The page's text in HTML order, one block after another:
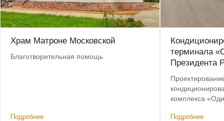
Храм Матроне Московской
Благотворительная помощь
Подробнее
терминала
Президента
комплекса
Подробнее